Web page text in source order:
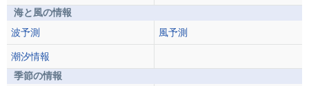
海と風の情報
波予測
風予測
潮汐情報
季節の情報